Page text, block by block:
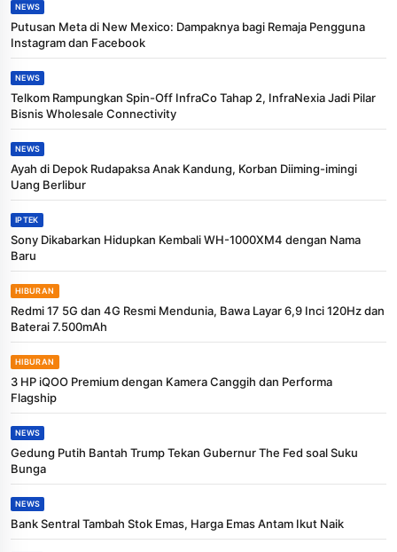
NEWS
Putusan Meta di New Mexico: Dampaknya bagi Remaja Pengguna
Instagram dan Facebook
NEWS
Telkom Rampungkan Spin-Off InfraCo Tahap 2, InfraNexia Jadi Pilar
Bisnis Wholesale Connectivity
NEWS
Ayah di Depok Rudapaksa Anak Kandung, Korban Diiming-imingi
Uang Berlibur
IPTEK
Sony Dikabarkan Hidupkan Kembali WH-1000XM4 dengan Nama
Baru
HIBURAN
Redmi 17 5G dan 4G Resmi Mendunia, Bawa Layar 6,9 Inci 120Hz dan
Baterai 7.500mAh
HIBURAN
3 HP iQOO Premium dengan Kamera Canggih dan Performa
Flagship
NEWS
Gedung Putih Bantah Trump Tekan Gubernur The Fed soal Suku
Bunga
NEWS
Bank Sentral Tambah Stok Emas, Harga Emas Antam Ikut Naik